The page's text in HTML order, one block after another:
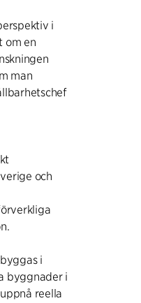
i
om en
man
och
i
byggnader i
reella